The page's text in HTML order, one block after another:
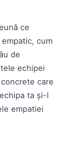
ce
cum
de
echipei
care
ta și-l
empatiei